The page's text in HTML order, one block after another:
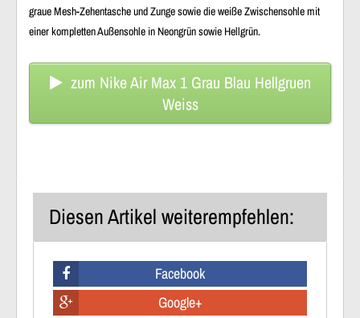
graue Mesh-Zehentasche und Zunge sowie die weiße Zwischensohle mit
einer kompletten Außensohle in Neongrün sowie Hellgrün.
zum Nike Air Max 1 Grau Blau Hellgruen
Weiss
Diesen Artikel weiterempfehlen:
Facebook
Google+